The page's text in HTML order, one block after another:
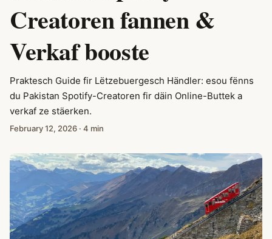
Creatoren fannen &
Verkaf booste
Praktesch Guide fir Lëtzebuergesch Händler: esou fënns
du Pakistan Spotify-Creatoren fir däin Online-Buttek a
verkaf ze stäerken.
February 12, 2026 · 4 min